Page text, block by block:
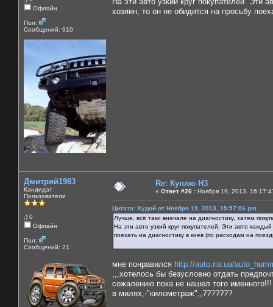
Офлайн
Пол:
Сообщений: 910
хозяин, то он не обидится на просьбу
Дмитрий1983
Кандидат
Пользователи
:) 0
Офлайн
Пол:
Сообщений: 21
Re: Куплю H3
« Ответ #26 : Ноября 19, 2013,
Цитата: Худой от Ноября 19, 2013, 15:57:06 pm
Лучше, всё таки вначале на диагностику, затем
На эти авто узкий круг покупателей. Эти авто
поехать на диагностику в киев (по расходам на
мне понравился http://auto.ria.ua/
,,,хотелось бы безусловно отдать
сожалению пока не нашел того
в милях,-"километраж",,???????